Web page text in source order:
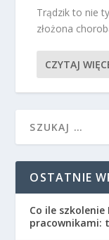
Trądzik to nie
złożona
CZYTAJ
OSTATNIE
Co ile szkolenie
pracownikami: